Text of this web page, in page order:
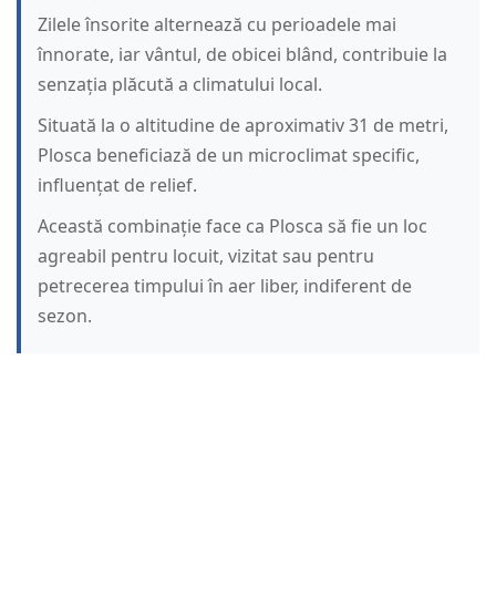
Zilele însorite alternează cu perioadele mai
înnorate, iar vântul, de obicei blând, contribuie la
senzația plăcută a climatului local.
Situată la o altitudine de aproximativ 31 de metri,
Plosca beneficiază de un microclimat specific,
influențat de relief.
Această combinație face ca Plosca să fie un loc
agreabil pentru locuit, vizitat sau pentru
petrecerea timpului în aer liber, indiferent de
sezon.